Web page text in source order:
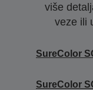
više
veze ili
SureColor
SureColor